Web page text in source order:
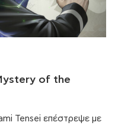
of the
Tensei επέστρεψε με